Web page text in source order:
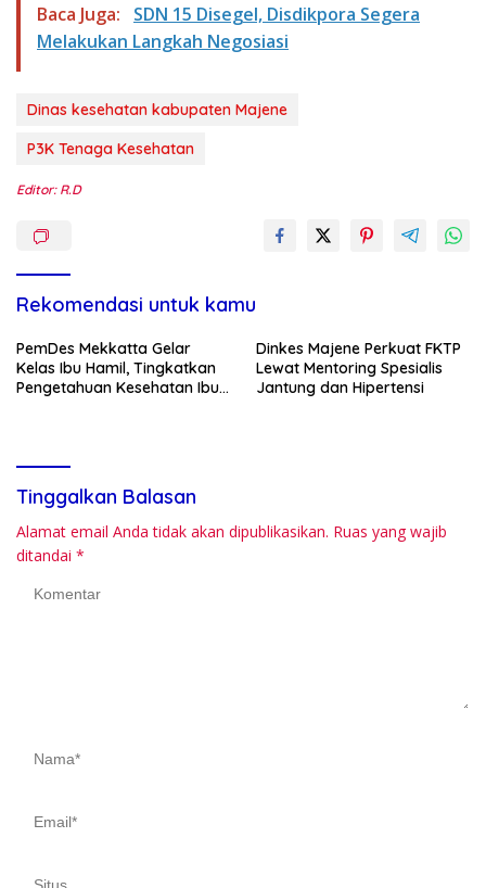
Baca Juga:
SDN 15 Disegel, Disdikpora Segera
Melakukan Langkah Negosiasi
Dinas kesehatan kabupaten Majene
P3K Tenaga Kesehatan
Editor: R.D
Rekomendasi untuk kamu
PemDes Mekkatta Gelar
Kelas Ibu Hamil, Tingkatkan
Pengetahuan Kesehatan Ibu
Dinkes Majene Perkuat FKTP
Lewat Mentoring Spesialis
Jantung dan Hipertensi
Tinggalkan Balasan
Alamat email Anda tidak akan dipublikasikan. Ruas yang wajib
ditandai *